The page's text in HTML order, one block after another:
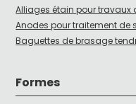
Alliages étain pour travaux
Anodes pour traitement de
Baguettes de brasage
Formes